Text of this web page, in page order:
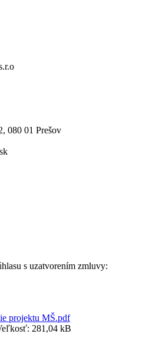
080 01 Prešov
s uzatvorením zmluvy:
projektu MŠ.pdf
281,04 kB